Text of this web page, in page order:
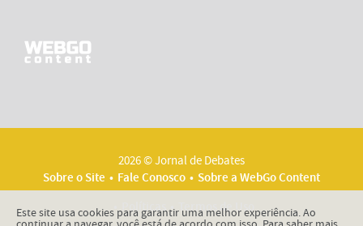
2026 © Jornal de Debates
Sobre o Site
Fale Conosco
Sobre a WebGo Content
Termos de Uso
Este site usa cookies para garantir uma melhor experiência. Ao